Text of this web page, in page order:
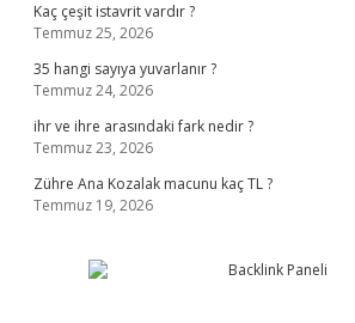
Kaç çeşit istavrit vardır ?
Temmuz 25, 2026
35 hangi sayıya yuvarlanır ?
Temmuz 24, 2026
ihr ve ihre arasındaki fark nedir ?
Temmuz 23, 2026
Zühre Ana Kozalak macunu kaç TL ?
Temmuz 19, 2026